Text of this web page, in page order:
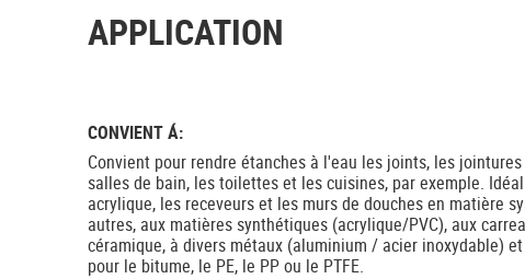
APPLICATION
CONVIENT Á:
Convient pour rendre étanches à l'eau les joints, les
salles de bain, les toilettes et les cuisines, par exemple.
acrylique, les receveurs et les murs de douches en matière
autres, aux matières synthétiques (acrylique/PVC), aux
céramique, à divers métaux (aluminium / acier inoxydable)
pour le bitume, le PE, le PP ou le PTFE.